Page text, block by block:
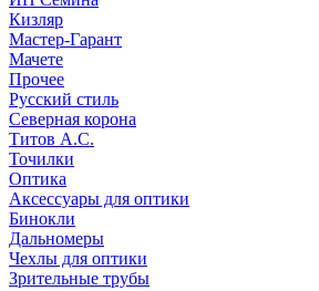
Кизляр
Мастер-Гарант
Мачете
Прочее
Русский стиль
Северная корона
Титов А.С.
Точилки
Оптика
Аксессуары для оптики
Бинокли
Дальномеры
Чехлы для оптики
Зрительные трубы